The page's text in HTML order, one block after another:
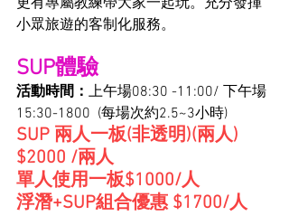
更有專屬教練帶大家一起玩。充分發揮
小眾旅遊的客制化服務。
SUP體驗
活動時間： 上午場08:30 -11:00/ 下午場
15:30-1800  (每場次約2.5~3小時)
SUP 兩人一板(非透明)(兩人)
$2000 /兩人
單人使用一板$1000/人
浮潛+SUP組合優惠 $1700/人